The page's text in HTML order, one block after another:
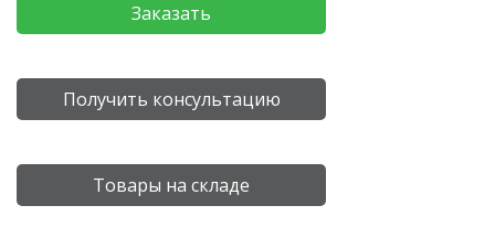
Заказать
Получить консультацию
Товары на складе